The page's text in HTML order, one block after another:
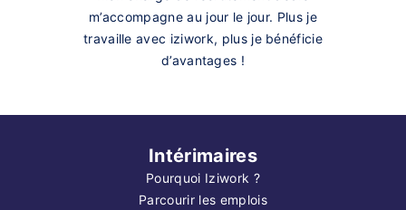
m’accompagne au jour le jour. Plus je
travaille avec iziwork, plus je bénéficie
d’avantages !
Intérimaires
Pourquoi Iziwork ?
Parcourir les emplois